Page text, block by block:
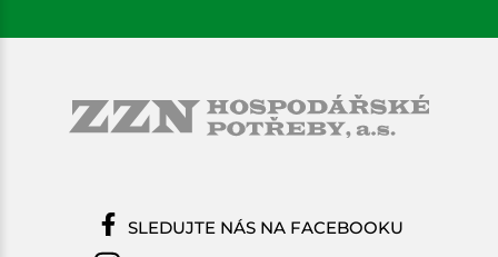
SLEDUJTE NÁS NA FACEBOOKU